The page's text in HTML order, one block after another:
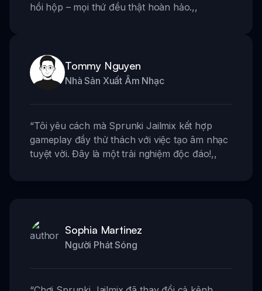
hồi hộp – mọi thứ đều thật hoàn hảo.,,
Tommy Nguyen
Nhà Sản Xuất Âm Nhạc
“Tôi yêu cách mà Sprunki Jailmix kết hợp
gameplay đầy thử thách với việc tạo âm nhạc
tuyệt vời. Đây là một trải nghiệm độc đáo!,,
Sophia Martinez
Người Phát Sóng